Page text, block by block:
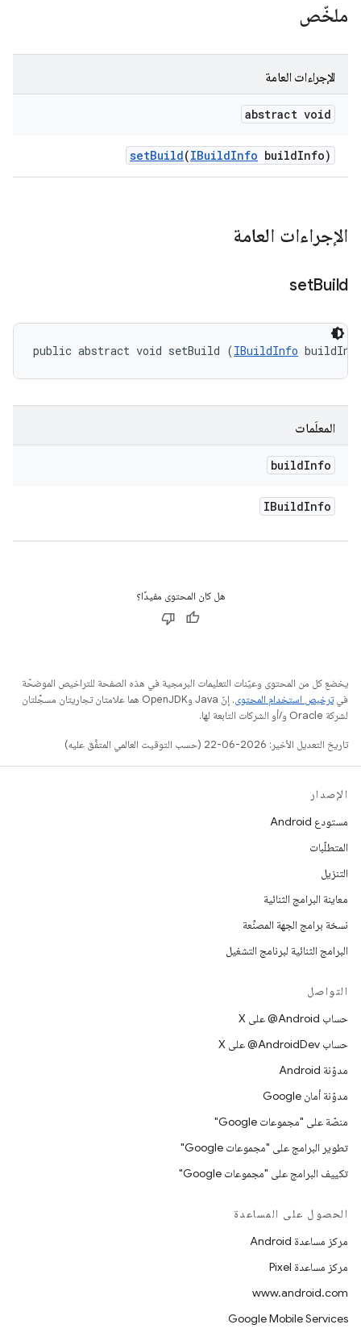
ملخّص
الإجراءات العامة
abstract void
setBuild(IBuildInfo buildInfo)
الإجراءات العامة
setBuild
public abstract void setBuild (IBuildInfo
المعلَمات
buildInfo
IBuildInfo
هل كان المحتوى مفيدًا؟
يخضع كل من المحتوى وعيّنات التعليمات البرمجية في هذه الصفحة للتراخيص الموضحّة
فيترخيص استخدام المحتوى
. إنّ Java وOpenJDK هما علامتان تجاريتان مسجَّلتان
لشركة Oracle و/أو الشركات التابعة لها.
تاريخ التعديل الأخير: 2026-06-22 (حسب التوقيت العالمي المتفَّق عليه)
الإصدار
مستودع Android
المتطلّبات
التنزيل
معاينة البرامج الثنائية
نسخة برامج الجهة المصنِّعة
البرامج الثنائية لبرنامج التشغيل
التواصل
حساب ‎@Android على X
حساب ‎@AndroidDev على X
مدوّنة Android
مدوّنة أمان Google
منصّة على "مجموعات Google"
تطوير البرامج على "مجموعات Google"
تكييف البرامج على "مجموعات Google"
الحصول على المساعدة
مركز مساعدة Android
مركز مساعدة Pixel
www.android.com
Google Mobile Services